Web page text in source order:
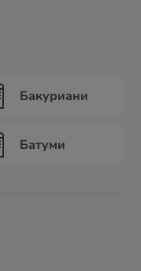
Бакуриани
Батуми